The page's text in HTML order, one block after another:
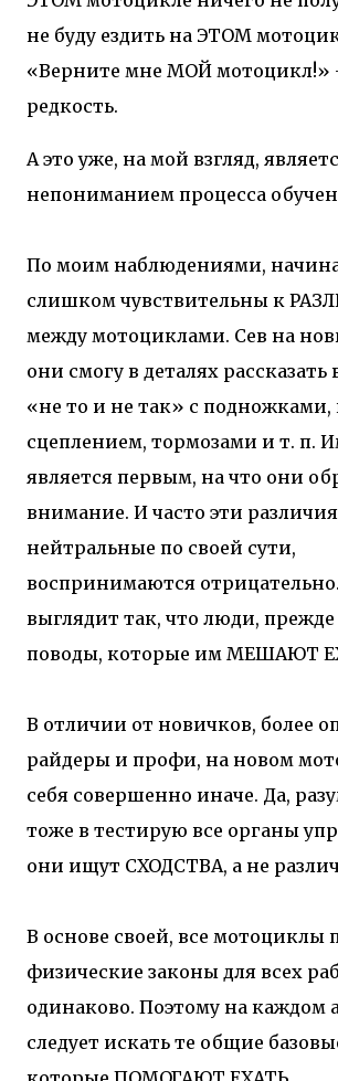
не буду ездить на ЭТОМ
«Верните мне МОЙ мотоцикл!»
редкость.
А это уже, на мой взгляд,
непониманием процесса
По моим наблюдениями,
слишком чувствительны к
между мотоциклами. Сев на
они смогу в деталях рассказать
«не то и не так» с подножками,
сцеплением, тормозами и т. п.
является первым, на что они
внимание. И часто эти
нейтральные по своей сути,
воспринимаются
выглядит так, что люди,
поводы, которые им МЕШАЮТ
В отличии от новичков, более
райдеры и профи, на новом
себя совершенно иначе. Да,
тоже в тестирую все органы
они ищут СХОДСТВА, а не
В основе своей, все мотоциклы
физические законы для всех
одинаково. Поэтому на каждом
следует искать те общие